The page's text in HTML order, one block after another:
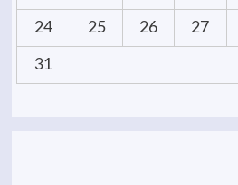
24 25 26 27
31